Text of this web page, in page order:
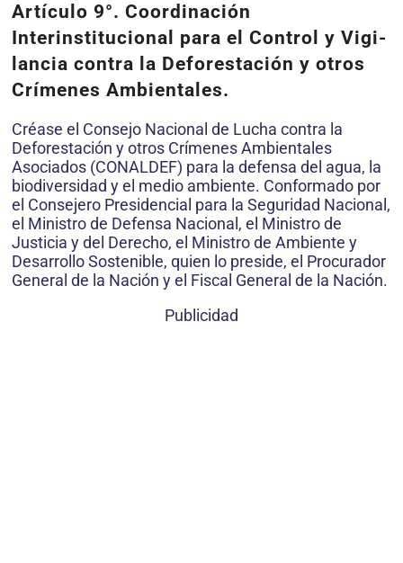
Artículo 9°. Coordinación
Interinstitucional para el Control y Vigi­
lancia contra la Deforestación y otros
Crímenes Ambientales.
Créase el Consejo Nacional de Lucha contra la
Deforestación y otros Crímenes Ambientales
Asociados (CONALDEF) para la defensa del agua, la
biodi­versidad y el medio ambiente. Conformado por
el Consejero Presidencial para la Seguridad Nacional,
el Ministro de Defensa Nacional, el Ministro de
Justicia y del Derecho, el Ministro de Ambiente y
Desarro­llo Sostenible, quien lo preside, el Procurador
General de la Nación y el Fiscal General de la Nación.
Publicidad